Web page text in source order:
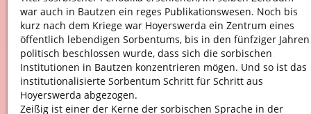
war auch in Bautzen ein reges Publikationswesen. Noch bis
kurz nach dem Kriege war Hoyerswerda ein Zentrum eines
öffentlich lebendigen Sorbentums, bis in den fünfziger Jahren
politisch beschlossen wurde, dass sich die sorbischen
Institutionen in Bautzen konzentrieren mögen. Und so ist das
institutionalisierte Sorbentum Schritt für Schritt aus
Hoyerswerda abgezogen.
Zeißig ist einer der Kerne der sorbischen Sprache in der